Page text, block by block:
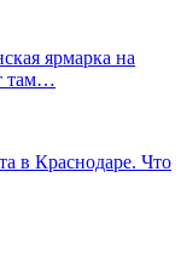
ярмарка на
там…
в Краснодаре. Что